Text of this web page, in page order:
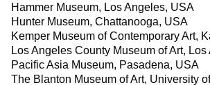
Hammer Museum, Los Angeles, USA
Hunter Museum, Chattanooga, USA
Kemper Museum of Contemporary Art,
Los Angeles County Museum of Art,
Pacific Asia Museum, Pasadena, USA
The Blanton Museum of Art, University